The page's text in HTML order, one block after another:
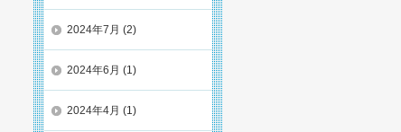
2024年7月 (2)
2024年6月 (1)
2024年4月 (1)